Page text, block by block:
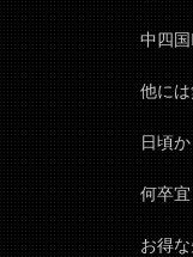
中四
他に
日頃
何卒
お得